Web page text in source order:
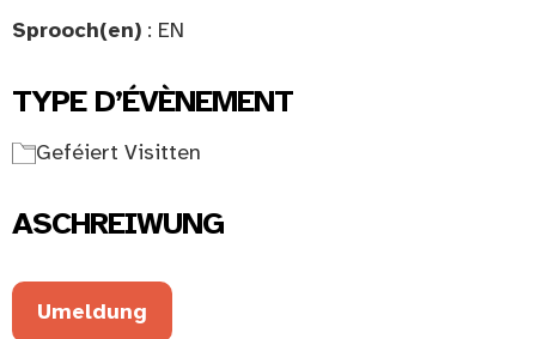
Sprooch(en) : EN
TYPE D’ÉVÈNEMENT
Geféiert Visitten
ASCHREIWUNG
Umeldung